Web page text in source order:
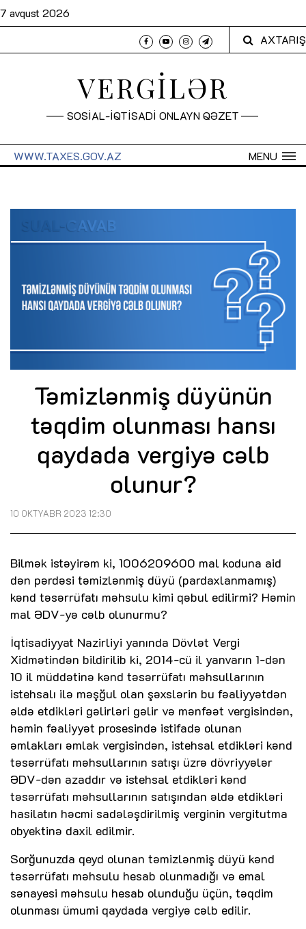
7 avqust 2026
AXTARIŞ
VERGİLƏR
SOSİAL-İQTİSADİ ONLAYN QƏZET
MENU
WWW.TAXES.GOV.AZ
Təmizlənmiş düyünün
təqdim olunması hansı
qaydada vergiyə cəlb
olunur?
10 OKTYABR 2023 12:30
Bilmək istəyirəm ki, 1006209600 mal koduna aid
dən pərdəsi təmizlənmiş düyü (pardaxlanmamış)
kənd təsərrüfatı məhsulu kimi qəbul edilirmi? Həmin
mal ƏDV-yə cəlb olunurmu?
İqtisadiyyat Nazirliyi yanında Dövlət Vergi
Xidmətindən bildirilib ki, 2014-cü il yanvarın 1-dən
10 il müddətinə kənd təsərrüfatı məhsullarının
istehsalı ilə məşğul olan şəxslərin bu fəaliyyətdən
əldə etdikləri gəlirləri gəlir və mənfəət vergisindən,
həmin fəaliyyət prosesində istifadə olunan
əmlakları əmlak vergisindən, istehsal etdikləri kənd
təsərrüfatı məhsullarının satışı üzrə dövriyyələr
ƏDV-dən azaddır və istehsal etdikləri kənd
təsərrüfatı məhsullarının satışından əldə etdikləri
hasilatın həcmi sadələşdirilmiş verginin vergitutma
obyektinə daxil edilmir.
Sorğunuzda qeyd olunan təmizlənmiş düyü kənd
təsərrüfatı məhsulu hesab olunmadığı və emal
sənayesi məhsulu hesab olunduğu üçün, təqdim
olunması ümumi qaydada vergiyə cəlb edilir.